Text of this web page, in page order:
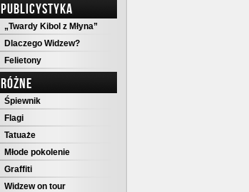
PUBLICYSTYKA
„Twardy Kibol z Młyna”
Dlaczego Widzew?
Felietony
RÓŻNE
Śpiewnik
Flagi
Tatuaże
Młode pokolenie
Graffiti
Widzew on tour